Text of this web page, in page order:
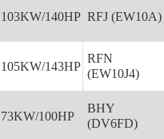
103KW/140HP RFJ (EW10A)
105KW/143HP
RFN
(EW10J4)
73KW/100HP
BHY
(DV6FD)